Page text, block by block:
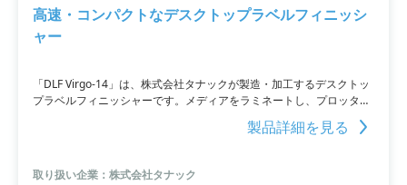
高速・コンパクトなデスクトップラベルフィニッシ
ャー
「DLF Virgo-14」は、株式会社タナックが製造・加工するデスクトッ
プラベルフィニッシャーです。メディアをラミネートし、プロッタで
ハーフカット後、不要な材料を取り除くことができます。特注ラベル
を短時間で作成するためのコンパクトなシステムであり、印刷機や各
レータを使用してブラックマークを指定位置に配置するだけで、様々
なプリントデバイスに対応できます。在庫コストを削減し、化粧ラベ
製品詳細を見る
取り扱い企業：株式会社タナック